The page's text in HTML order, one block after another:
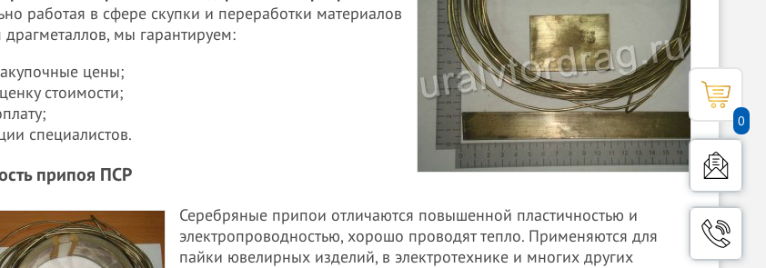
0
работая в сфере скупки и переработки материалов
мы гарантируем:
цены;
стоимости;
специалистов.
припоя ПСР
Серебряные припои отличаются повышенной пластичностью и
электропроводностью, хорошо проводят тепло. Применяются для
пайки ювелирных изделий, в электротехнике и многих других